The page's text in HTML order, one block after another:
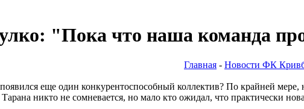
"Пока что наша команда
Главная - Новости ФК
еще один конкурентоспособный коллектив? По крайней
никто не сомневается, но мало кто ожидал, что практически